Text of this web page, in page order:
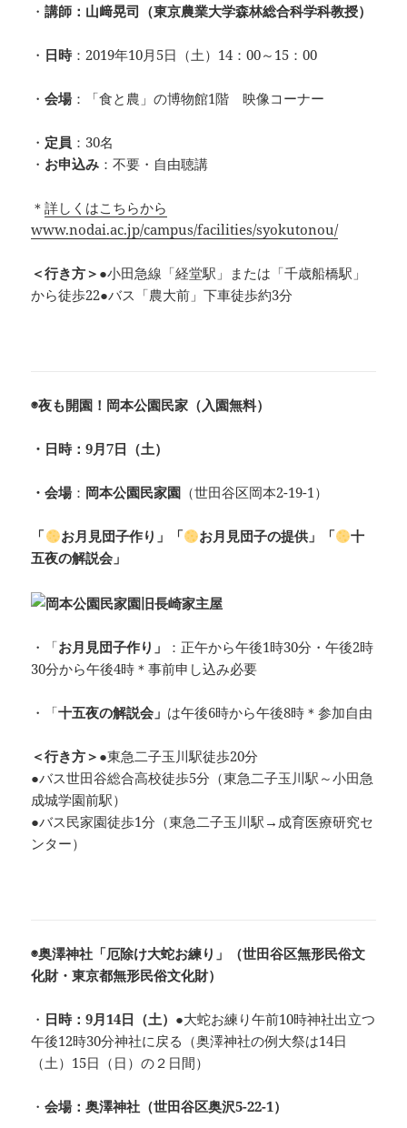
・講師：山﨑晃司（東京農業大学森林総合科学科教授）
・ 日時：2019年10月5日（土）14：00～15：00
・会場：「食と農」の博物館1階 映像コーナー
・ 定員 ：30名
・ お申込み ：不要・自由聴講
＊詳しくはこちらから
www.nodai.ac.jp/campus/facilities/syokutonou/
＜行き方＞ ●小田急線「経堂駅」または「千歳船橋駅」
から徒歩22●バス 「農大前」下車徒歩約3分
◉夜も開園！岡本公園民家（入園無料）
・日時：9月7日（土）
・会場： 岡本公園民家園 （世田谷区岡本2-19-1）
「 お月見団子作り」「 お月見団子の提供」「
十
五夜の解説会」
・「お月見団子作り」
：正午から午後1時30分・午後2時
30分から午後4時＊事前申し込み必要
・「十五夜の解説会」 は午後6時から午後8時＊参加自由
＜行き方＞ ●東急二子玉川駅徒歩20分
●バス世田谷総合高校徒歩5分（東急二子玉川駅～小田急
成城学園前駅）
●バス民家園徒歩1分（東急二子玉川駅→成育医療研究セ
ンター）
◉奥澤神社「厄除け大蛇お練り」（世田谷区無形民俗文
化財・東京都無形民俗文化財）
・ 日時：9月14日（土）●大蛇お練り午前10時神社出立つ
午後12時30分神社に戻る（奥澤神社の例大祭は14日
（土）15日（日）の２日間）
・会場：奥澤神社（世田谷区奥沢5-22-1）